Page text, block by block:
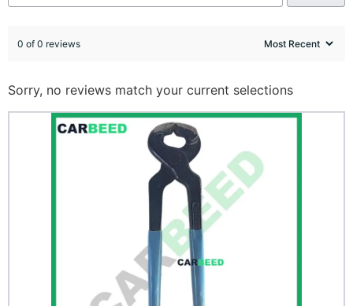
0 of 0 reviews
Sorry, no reviews match your current selections